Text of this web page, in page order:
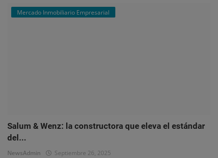
Mercado Inmobiliario Empresarial
Salum & Wenz: la constructora que eleva el estándar
del...
NewsAdmin Septiembre 26, 2025